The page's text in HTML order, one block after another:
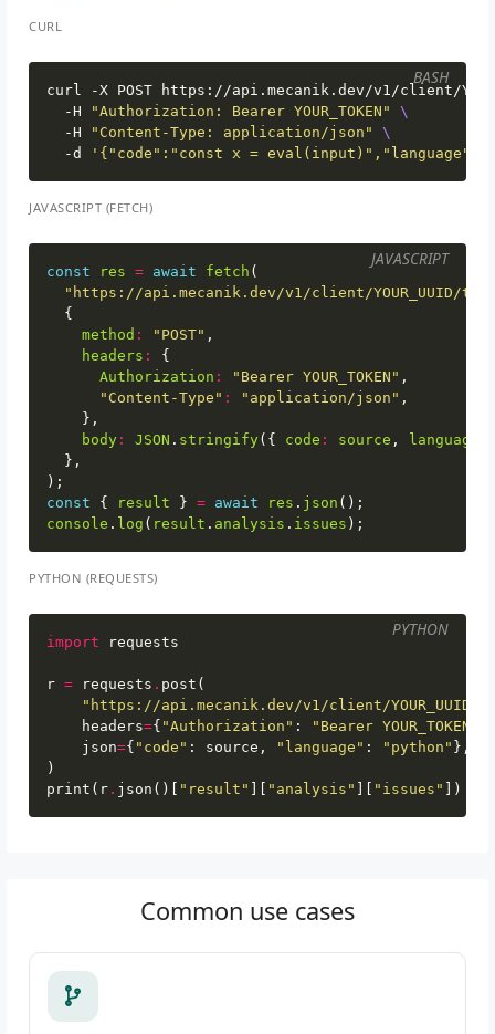
CURL
curl -X POST https://api.mecanik.dev/v1/client/
  -H
"Authorization: Bearer YOUR_TOKEN"
  -H
"Content-Type: application/json"
  -d
'{"code":"const x =
BASH
JAVASCRIPT (FETCH)
const res = await fetch (
"https://api.mecanik.dev/v1/client/YOUR_UUID/
{
method : "POST" ,
headers :
{
Authorization : "Bearer YOUR_TOKEN" ,
"Content-Type" : "application/json" ,
},
body : JSON . stringify({ code : source , language
},
);
const
{ result } = await res . json ();
console . log ( result . analysis . issues );
JAVASCRIPT
PYTHON (REQUESTS)
import requests
r = requests . post (
"https://api.mecanik.dev/v1/client/YOUR_UUID/
headers={ "Authorization" : "Bearer YOUR_TOKEN"
json={ "code" : source , "language" : "python" },
)
print ( r . json ()[ "result" ][ "analysis" ][ "issues" ])
PYTHON
Common use cases